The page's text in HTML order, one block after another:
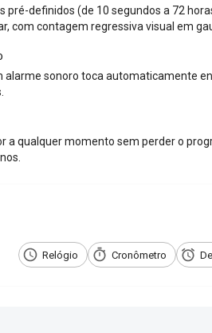
pré-definidos (de 10 segundos a 72
com contagem regressiva visual em
alarme sonoro toca automaticamente
a qualquer momento sem perder o
Relógio Cronômetro